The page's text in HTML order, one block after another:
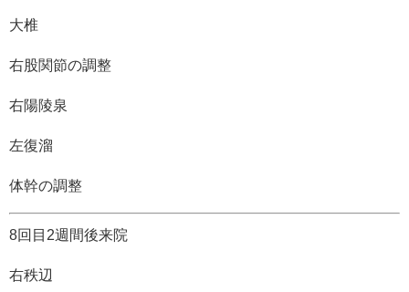
大椎
右股関節の調整
右陽陵泉
左復溜
体幹の調整
8回目2週間後来院
右秩辺